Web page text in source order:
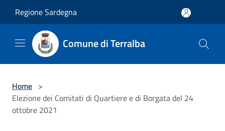
Regione Sardegna
Comune di Terralba
Home >
Elezione dei Comitati di Quartiere e di Borgata del 24
ottobre 2021